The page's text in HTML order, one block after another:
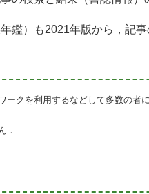
鑑）も2021年版から，記
ークを利用するなどして多数の者
．